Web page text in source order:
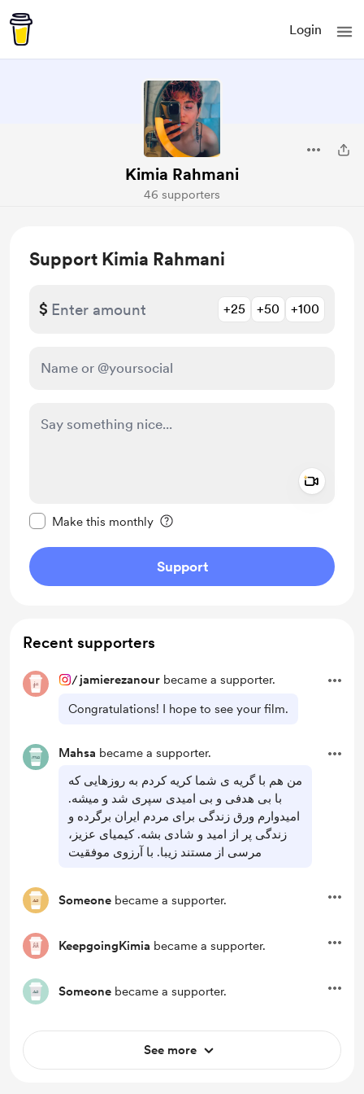
Login
Kimia Rahmani
46 supporters
Support Kimia Rahmani
$ +25 +50 +100
Make this monthly
Support
Recent supporters
/ jamierezanour became a supporter.
Congratulations! I hope to see your film.
Mahsa became a supporter.
من هم با گریه ی شما کریه کردم به روزهایی که
با بی هدفی و بی امیدی سپری شد و میشه.
امیدوارم ورق زندگی برای مردم ایران برگرده و
زندگی پر از امید و شادی بشه. کیمیای عزیز،
مرسی از مستند زیبا. با آرزوی موفقیت
Someone became a supporter.
KeepgoingKimia became a supporter.
Someone became a supporter.
See more